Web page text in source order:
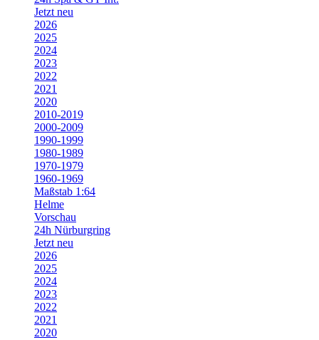
Jetzt neu
2026
2025
2024
2023
2022
2021
2020
2010-2019
2000-2009
1990-1999
1980-1989
1970-1979
1960-1969
Maßstab 1:64
Helme
Vorschau
24h Nürburgring
Jetzt neu
2026
2025
2024
2023
2022
2021
2020